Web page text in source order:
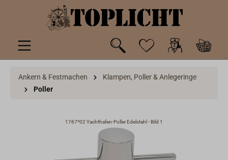
springen
Ankern & Festmachen
Klampen, Poller & Anlegeringe
Poller
1767*02 Yachthafen-Poller Edelstahl - Bild 1